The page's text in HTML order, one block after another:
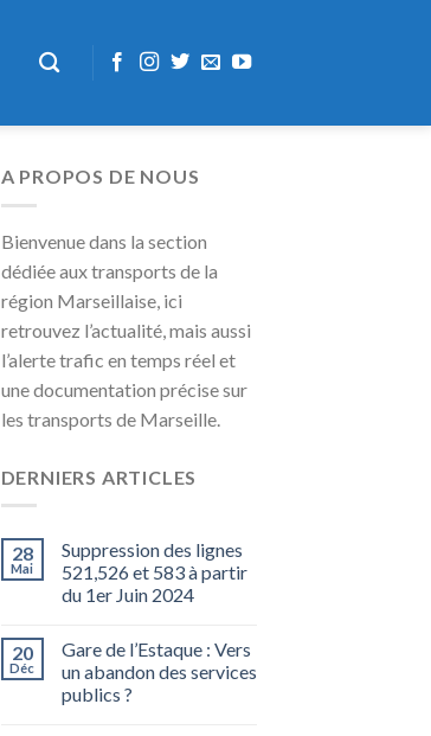
A PROPOS DE NOUS
Bienvenue dans la section
dédiée aux transports de la
région Marseillaise, ici
retrouvez l’actualité, mais aussi
l’alerte trafic en temps réel et
une documentation précise sur
les transports de Marseille.
DERNIERS ARTICLES
28
Mai
Suppression des lignes
521,526 et 583 à partir
du 1er Juin 2024
20
Déc
Gare de l’Estaque : Vers
un abandon des services
publics ?